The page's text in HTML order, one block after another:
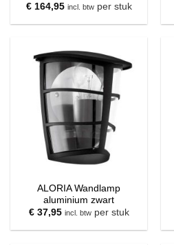
€164,95 incl. btwper stuk
ALORIA Wandlamp
aluminium zwart
€37,95 incl. btwper stuk